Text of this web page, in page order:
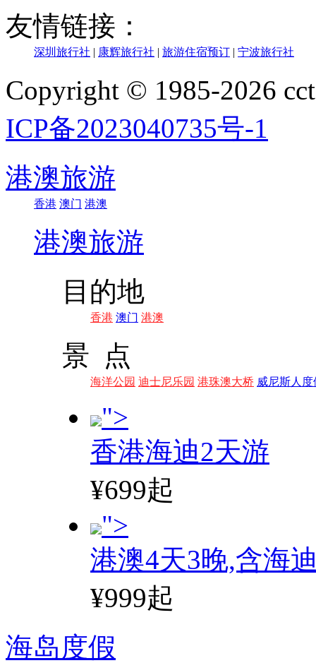
友情链接：
深圳旅行社 | 康辉旅行社 | 旅游住宿预订 | 宁波旅行社
Copyright © 1985-2026
ICP备2023040735号-1
港澳旅游
香港 澳门 港澳
港澳旅游
目的地
香港 澳门 港澳
景 点
海洋公园 迪士尼乐园 港珠澳大桥 威尼斯人度
">
香港海迪2天游
¥699起
">
港澳4天3晚,含海
¥999起
海岛度假